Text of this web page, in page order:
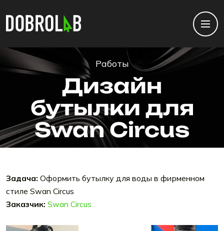
Работы
Дизайн
бутылки для
Swan Circus
Задача: Оформить бутылку для воды в фирменном
стиле Swan Circus
Заказчик: Swan Circus